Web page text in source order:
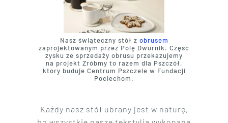
Nasz świąteczny stół z obrusem
zaprojektowanym przez Polę Dwurnik. Część
zysku ze sprzedaży obrusu przekazujemy
na projekt Zróbmy to razem dla Pszczół,
który buduje Centrum Pszczele w Fundacji
Pociechom.
Każdy nasz stół ubrany jest w naturę,